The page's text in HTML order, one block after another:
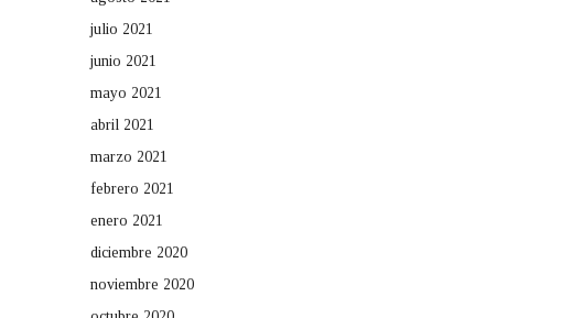
julio 2021
junio 2021
mayo 2021
abril 2021
marzo 2021
febrero 2021
enero 2021
diciembre 2020
noviembre 2020